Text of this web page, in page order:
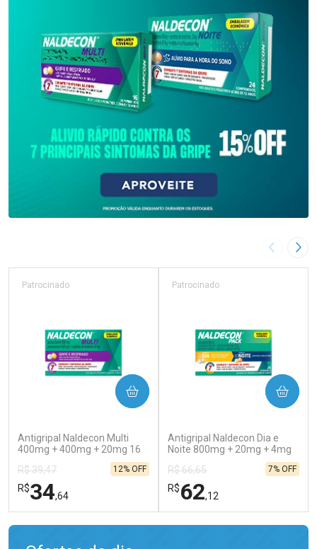
Imagem
Antigripal Naldecon Multi
400mg + 400mg + 20mg 16
Patrocinado
R$ 39,47
R$34,64
12% OFF
COMPRAR
Antigripal Naldecon Dia e
Noite 800mg + 20mg + 4mg
Patrocinado
R$ 66,65
R$62,12
7% OFF
COMPRAR